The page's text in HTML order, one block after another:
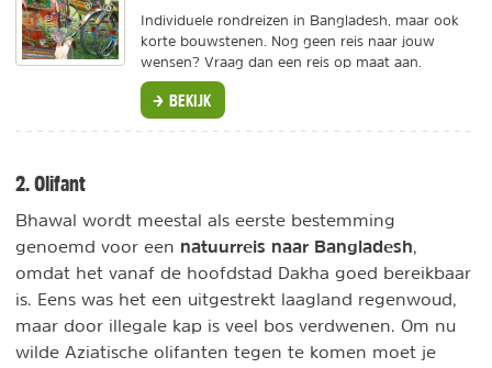
Individuele rondreizen in Bangladesh, maar ook
korte bouwstenen. Nog geen reis naar jouw
wensen? Vraag dan een reis op maat aan.
BEKIJK
2. Olifant
Bhawal wordt meestal als eerste bestemming
genoemd voor een natuurreis naar Bangladesh,
omdat het vanaf de hoofdstad Dakha goed bereikbaar
is. Eens was het een uitgestrekt laagland regenwoud,
maar door illegale kap is veel bos verdwenen. Om nu
wilde Aziatische olifanten tegen te komen moet je